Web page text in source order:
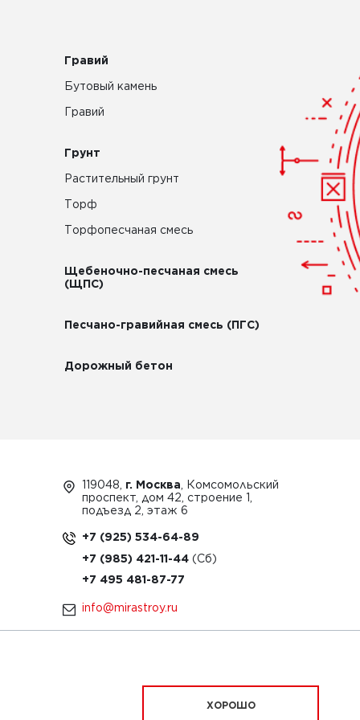
Гравий
Бутовый камень
Гравий
Грунт
Растительный грунт
Торф
Торфопесчаная смесь
Щебеночно-песчаная смесь
(ЩПС)
Песчано-гравийная смесь (ПГС)
Дорожный бетон
119048, г. Москва , Комсомольский
проспект, дом 42, строение 1,
подъезд 2, этаж 6
+7 (925) 534-64-89
+7 (985) 421-11-44
+7 495 481-87-77
info@mirastroy.ru
ХОРОШО